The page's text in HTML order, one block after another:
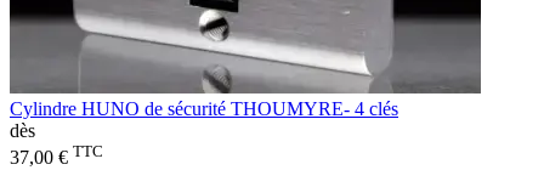
Cylindre HUNO de sécurité THOUMYRE- 4 clés
dès
37,00 € TTC